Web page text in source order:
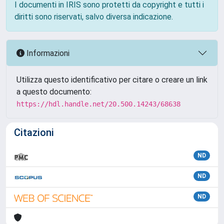
I documenti in IRIS sono protetti da copyright e tutti i
diritti sono riservati, salvo diversa indicazione.
Informazioni
Utilizza questo identificativo per citare o creare un link
a questo documento:
https://hdl.handle.net/20.500.14243/68638
Citazioni
ND
ND
ND